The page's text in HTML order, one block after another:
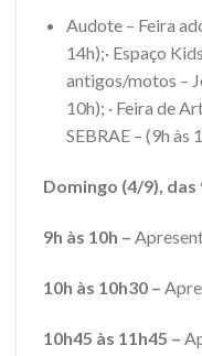
Audote – Feira
14h);· Espaço
antigos/motos –
10h); · Feira de
SEBRAE – (9h às
Domingo (4/9), das
9h às 10h –
10h às 10h30 –
10h45 às 11h45 –